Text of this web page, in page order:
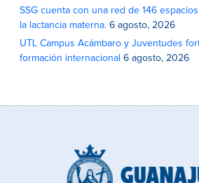
SSG cuenta con una red de 146
la lactancia materna. 6 agosto, 2026
UTL Campus Acámbaro y Juventudes
formación internacional 6 agosto, 2026